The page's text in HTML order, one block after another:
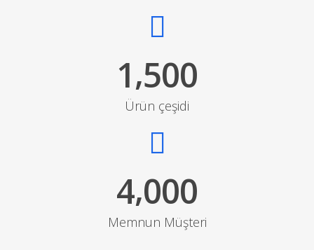
1,500
Ürün çeşidi
4,000
Memnun Müşteri